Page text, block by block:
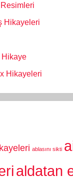
Hikayeleri
Hikaye
Hikayeleri
ablasını sikti
aldatan